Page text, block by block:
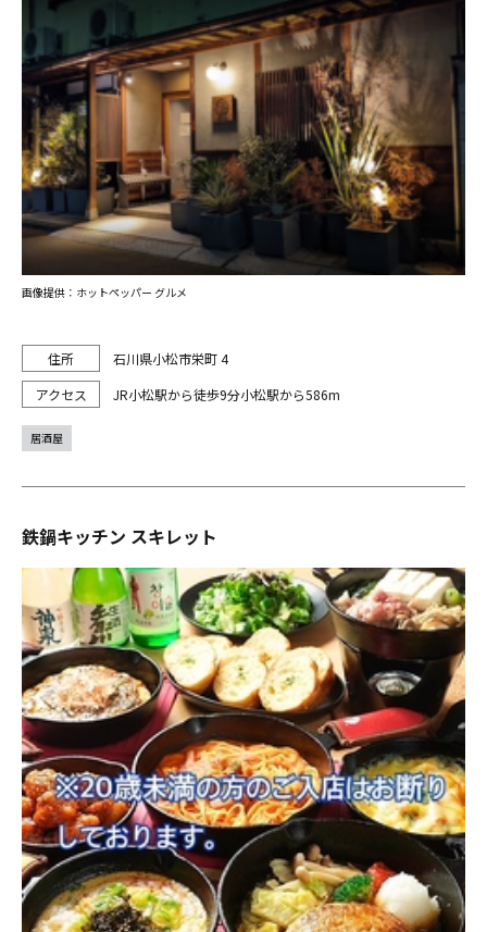
石川県小松市栄町 4
JR小松駅から徒歩9分小松駅から586m
画像提供：ホットペッパー グルメ
居酒屋
鉄鍋キッチン スキレット